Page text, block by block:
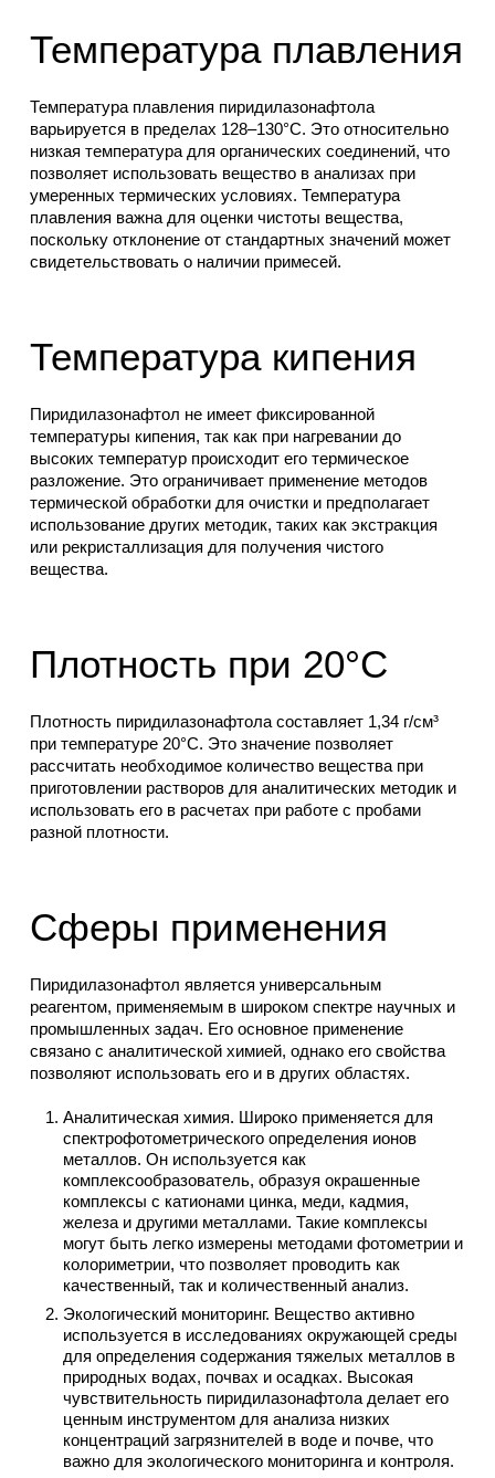
Температура плавления
Температура плавления пиридилазонафтола
варьируется в пределах 128–130°C. Это относительно
низкая температура для органических соединений, что
позволяет использовать вещество в анализах при
умеренных термических условиях. Температура
плавления важна для оценки чистоты вещества,
поскольку отклонение от стандартных значений может
свидетельствовать о наличии примесей.
Температура кипения
Пиридилазонафтол не имеет фиксированной
температуры кипения, так как при нагревании до
высоких температур происходит его термическое
разложение. Это ограничивает применение методов
термической обработки для очистки и предполагает
использование других методик, таких как экстракция
или рекристаллизация для получения чистого
вещества.
Плотность при 20°C
Плотность пиридилазонафтола составляет 1,34 г/см³
при температуре 20°C. Это значение позволяет
рассчитать необходимое количество вещества при
приготовлении растворов для аналитических методик и
использовать его в расчетах при работе с пробами
разной плотности.
Сферы применения
Пиридилазонафтол является универсальным
реагентом, применяемым в широком спектре научных и
промышленных задач. Его основное применение
связано с аналитической химией, однако его свойства
позволяют использовать его и в других областях.
Аналитическая химия. Широко применяется для
спектрофотометрического определения ионов
металлов. Он используется как
комплексообразователь, образуя окрашенные
комплексы с катионами цинка, меди, кадмия,
железа и другими металлами. Такие комплексы
могут быть легко измерены методами фотометрии и
колориметрии, что позволяет проводить как
качественный, так и количественный анализ.
Экологический мониторинг. Вещество активно
используется в исследованиях окружающей среды
для определения содержания тяжелых металлов в
природных водах, почвах и осадках. Высокая
чувствительность пиридилазонафтола делает его
ценным инструментом для анализа низких
концентраций загрязнителей в воде и почве, что
важно для экологического мониторинга и контроля.